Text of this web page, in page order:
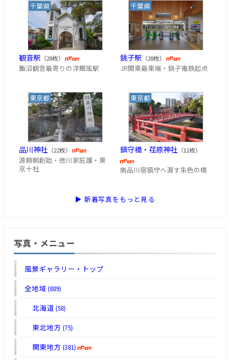
千葉県
観音駅 （28枚）
飯沼観音最寄りの洋館風駅
千葉県
銚子駅 （28枚）
JR関東最東端・銚子電鉄起点
東京都
品川神社 （22枚）
源頼朝創始・徳川家庇護・東
京十社
東京都
鎮守橋・荏原神社（11枚）
南品川宿鎮守へ渡す朱色の橋
▶ 新着写真をもっと見る
写真・メニュー
風景ギャラリー・トップ
全地域 (889)
北海道 (58)
東北地方 (75)
関東地方 (381)